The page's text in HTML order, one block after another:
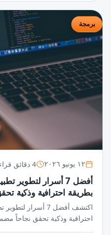
برمجة
١٢ يونيو ٢٠٢٦ 4 دقائق قراءة
أفضل 7 أسرار لتطوير
بطريقة احترافية وذكية
اكتشف أفضل 7 أسرار
احترافية وذكية تحقق نجاحاً